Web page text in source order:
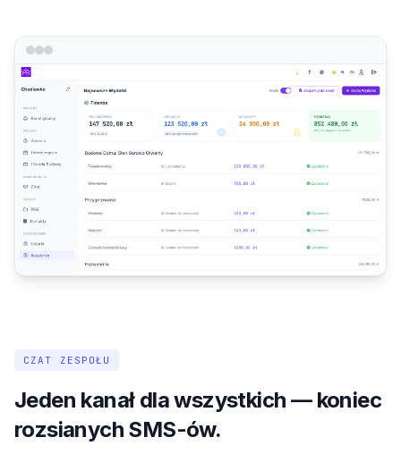
CZAT ZESPOŁU
Jeden kanał dla wszystkich — koniec
rozsianych SMS-ów.